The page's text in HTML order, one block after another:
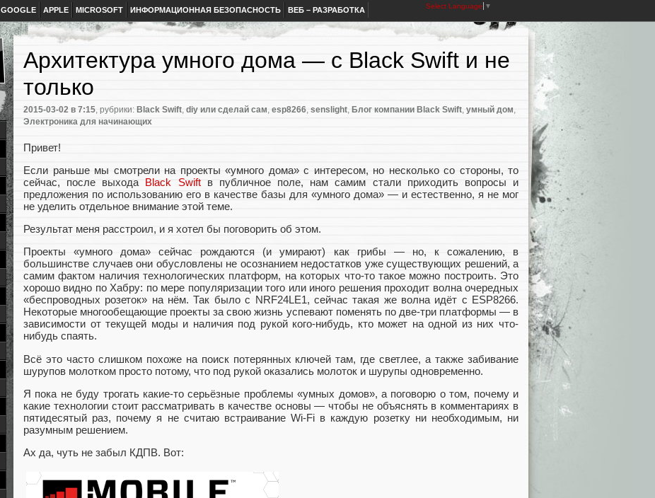
GOOGLE APPLE MICROSOFT ИНФОРМАЦИОННАЯ БЕЗОПАСНОСТЬ ВЕБ – РАЗРАБОТКА Select Language ▼
Архитектура умного дома — с Black Swift и не
только
2015-03-02 в 7:15, рубрики: Black Swift, diy или сделай сам, esp8266, senslight, Блог компании Black Swift, умный дом,
Электроника для начинающих
Привет!
Если раньше мы смотрели на проекты «умного дома» с интересом, но несколько со стороны, то
сейчас, после выхода Black Swiftв публичное поле, нам самим стали приходить вопросы и
предложения по использованию его в качестве базы для «умного дома» — и естественно, я не мог
не уделить отдельное внимание этой теме.
Результат меня расстроил, и я хотел бы поговорить об этом.
Проекты «умного дома» сейчас рождаются (и умирают) как грибы — но, к сожалению, в
большинстве случаев они обусловлены не осознанием недостатков уже существующих решений, а
самим фактом наличия технологических платформ, на которых что-то такое можно построить. Это
хорошо видно по Хабру: по мере популяризации того или иного решения проходит волна очередных
«беспроводных розеток» на нём. Так было с NRF24LE1, сейчас такая же волна идёт с ESP8266.
Некоторые многообещающие проекты за свою жизнь успевают поменять по две-три платформы — в
зависимости от текущей моды и наличия под рукой кого-нибудь, кто может на одной из них что-
нибудь спаять.
Всё это часто слишком похоже на поиск потерянных ключей там, где светлее, а также забивание
шурупов молотком просто потому, что под рукой оказались молоток и шурупы одновременно.
Я пока не буду трогать какие-то серьёзные проблемы «умных домов», а поговорю о том, почему и
какие технологии стоит рассматривать в качестве основы — чтобы не объяснять в комментариях в
пятидесятый раз, почему я не считаю встраивание Wi-Fi в каждую розетку ни необходимым, ни
разумным решением.
Ах да, чуть не забыл КДПВ. Вот: